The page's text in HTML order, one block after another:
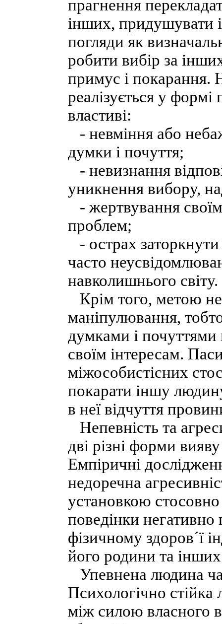
прагнення
інших, придушувати
погляди як
робити вибір за
примус і покарання.
реалізується у
властиві:
- невміння або
думки і почуття;
- невизнання
уникнення вибору,
- жертвування
проблем;
- острах
часто
навколишнього світу.
Крім того, метою
маніпулювання,
думками і почуттями
своїм інтересам.
міжособистісних
покарати іншу
в неї відчуття
Непевність та
дві різні форми
Емпіричні
недоречна
установкою
поведінки
фізичному здоров´ї
його родини та
Упевнена людина
Психологічно
між силою власного